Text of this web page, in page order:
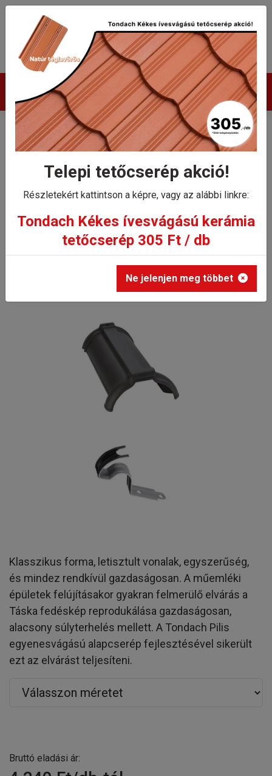
Termékek
Tondach Pilis egyenes
hornyolt XXL gerinccserép
gerincrögzítővel
Kezdőlap
Tondach Pilis egyenes hornyolt XXL gerinccserép
gerincrögzítővel
Klasszikus forma, letisztult vonalak, egyszerűség,
és mindez rendkívül gazdaságosan. A műemléki
épületek felújításakor gyakran felmerülő elvárás a
Táska fedéskép reprodukálása gazdaságosan,
alacsony súlyterhelés mellett. A Tondach Pilis
egyenesvágású alapcserép fejlesztésével sikerült
ezt az elvárást teljesíteni.
Bruttó eladási ár:
Telepi tetőcserép akció!
Részletekért kattintson a képre, vagy az alábbi linkre:
Tondach Kékes ívesvágású kerámia
tetőcserép 305 Ft / db
Ne jelenjen meg többet